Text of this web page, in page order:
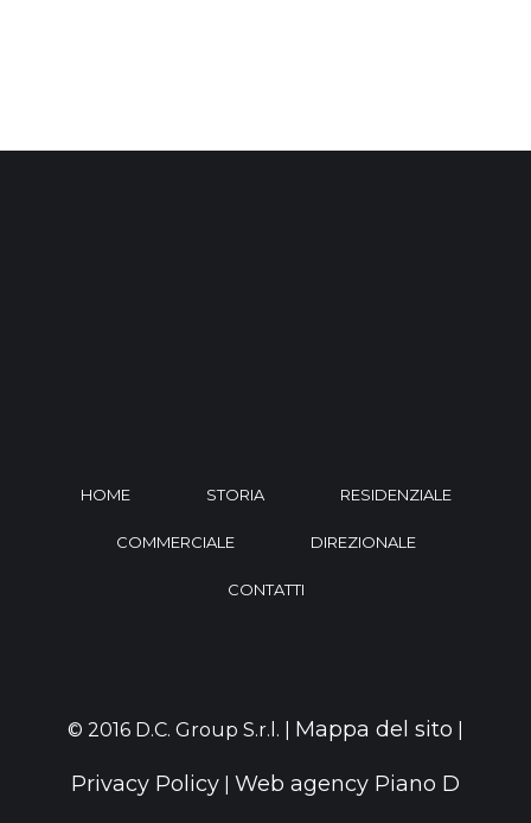
HOME STORIA RESIDENZIALE
COMMERCIALE DIREZIONALE
CONTATTI
© 2016 D.C. Group S.r.l. | Mappa del sito
Privacy Policy Web agency Piano D